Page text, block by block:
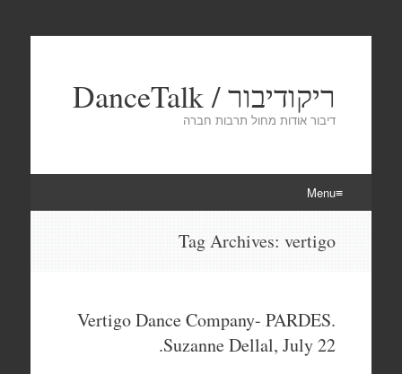
ריקודיבור / DanceTalk
דיבור אודות מחול תרבות חברה
Menu
Tag Archives:vertigo
Vertigo Dance Company- PARDES.
Suzanne Dellal, July 22.